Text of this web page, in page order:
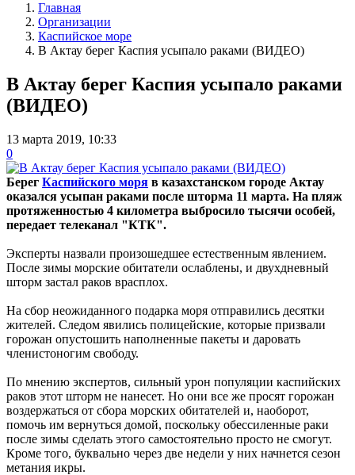
Главная
Организации
Каспийское море
В Актау берег Каспия усыпало раками (ВИДЕО)
В Актау берег Каспия усыпало раками
(ВИДЕО)
13 марта 2019, 10:33
0
Берег Каспийского моря в казахстанском городе Актау
оказался усыпан раками после шторма 11 марта. На пляж
протяженностью 4 километра выбросило тысячи особей,
передает телеканал "КТК".
Эксперты назвали произошедшее естественным явлением.
После зимы морские обитатели ослаблены, и двухдневный
шторм застал раков врасплох.
На сбор неожиданного подарка моря отправились десятки
жителей. Следом явились полицейские, которые призвали
горожан опустошить наполненные пакеты и даровать
членистоногим свободу.
По мнению экспертов, сильный урон популяции каспийских
раков этот шторм не нанесет. Но они все же просят горожан
воздержаться от сбора морских обитателей и, наоборот,
помочь им вернуться домой, поскольку обессиленные раки
после зимы сделать этого самостоятельно просто не смогут.
Кроме того, буквально через две недели у них начнется сезон
метания икры.